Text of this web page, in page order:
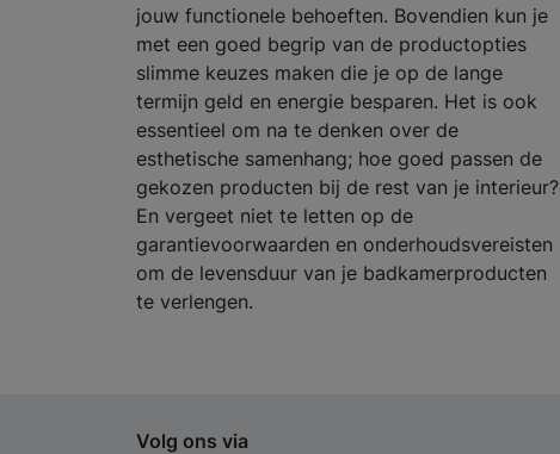
jouw functionele behoeften. Bovendien kun je
met een goed begrip van de productopties
slimme keuzes maken die je op de lange
termijn geld en energie besparen. Het is ook
essentieel om na te denken over de
esthetische samenhang; hoe goed passen de
gekozen producten bij de rest van je interieur?
En vergeet niet te letten op de
garantievoorwaarden en onderhoudsvereisten
om de levensduur van je badkamerproducten
te verlengen.
Volg ons via